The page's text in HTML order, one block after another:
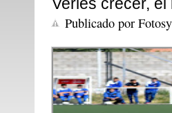
Publicado por